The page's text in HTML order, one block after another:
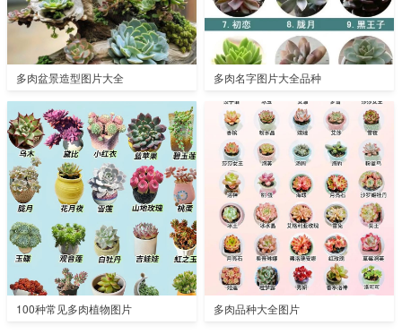
多肉盆景造型图片大全 多肉名字图片大全品种
100种常见多肉植物图片 多肉品种大全图片